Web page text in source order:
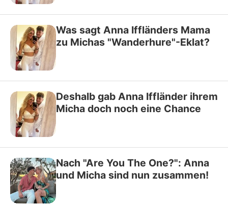
Was sagt Anna Iffländers Mama
zu Michas "Wanderhure"-Eklat?
Deshalb gab Anna Iffländer ihrem
Micha doch noch eine Chance
Nach "Are You The One?": Anna
und Micha sind nun zusammen!